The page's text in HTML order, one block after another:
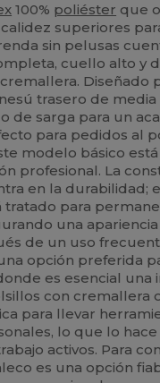
100% poliéster que
superiores
sin pelusas
cuello alto y
Diseñado
trasero de media
de sarga para un
para pedidos al
modelo básico
profesional. La
en la durabilidad;
tratado para
una
de un uso
opción preferida
es esencial una
con cremallera
para llevar
lo que lo hace
activos. Para
es una opción